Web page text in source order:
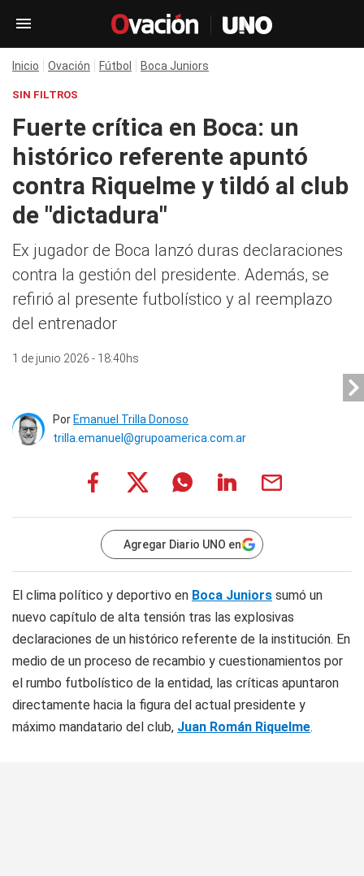
Inicio Ovación Fútbol Boca Juniors
SIN FILTROS
Fuerte crítica en Boca: un
histórico referente apuntó
contra Riquelme y tildó al club
de "dictadura"
Ex jugador de Boca lanzó duras declaraciones
contra la gestión del presidente. Además, se
refirió al presente futbolístico y al reemplazo
del entrenador
1 de junio 2026 - 18:40hs
Por Emanuel Trilla Donoso
trilla.emanuel@grupoamerica.com.ar
Agregar Diario UNO en
El clima político y deportivo en Boca Juniors sumó un
nuevo capítulo de alta tensión tras las explosivas
declaraciones de un histórico referente de la institución. En
medio de un proceso de recambio y cuestionamientos por
el rumbo futbolístico de la entidad, las críticas apuntaron
directamente hacia la figura del actual presidente y
máximo mandatario del club, Juan Román Riquelme.